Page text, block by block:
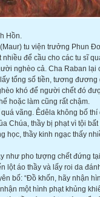
Hồn.
tu viện trưởng Phun
nhiều để cầu cho các tu sĩ
nghèo cả. Cha Raban lại
tổng số tiền, tương
khó để người chết đó
hoặc làm cũng rất chậm.
vãng. Êdêla không bố
Chúa, thầy bị phạt vì tội
học, thầy kinh ngạc thấy
như pho tượng chết đứng
lột áo thầy và lấy roi da
bố: “Đồ khốn, hãy nhận
một hình phạt khủng